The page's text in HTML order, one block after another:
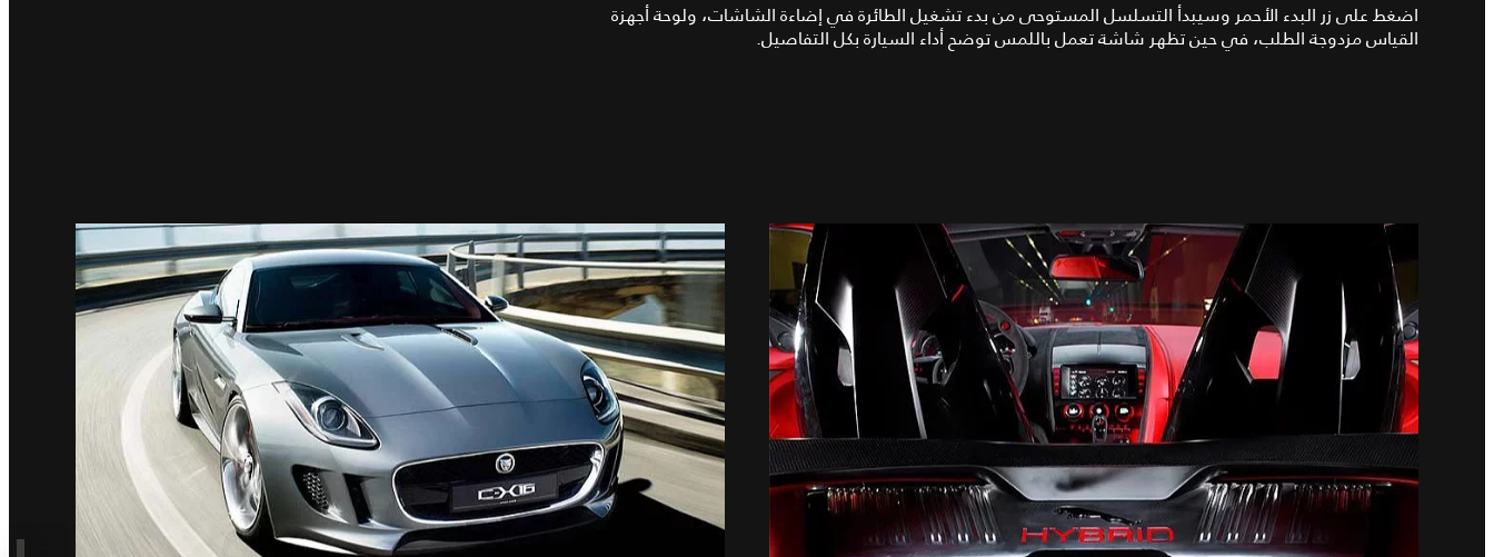
اضغط على زر البدء الأحمر وسيبدأ التسلسل المستوحى من بدء تشغيل الطائرة في إضاءة الشاشات، ولوحة أجهزة
القياس مزدوجة الطلب، في حين تظهر شاشة تعمل باللمس توضح أداء السيارة بكل التفاصيل.